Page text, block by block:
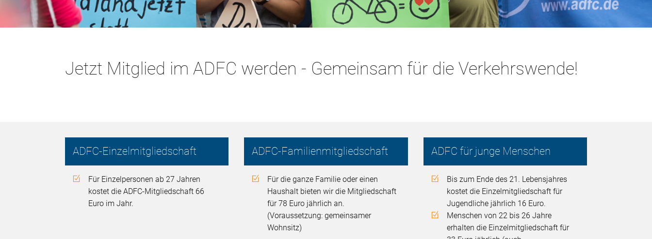
Jetzt Mitglied im ADFC werden - Gemeinsam für die Verkehrswende!
ADFC-Einzelmitgliedschaft
Für Einzelpersonen ab 27 Jahren
kostet die ADFC-Mitgliedschaft 66
Euro im Jahr.
ADFC-Familienmitgliedschaft
Für die ganze Familie oder einen
Haushalt bieten wir die Mitgliedschaft
für 78 Euro jährlich an.
(Voraussetzung: gemeinsamer
Wohnsitz)
ADFC für junge Menschen
Bis zum Ende des 21. Lebensjahres
kostet die Einzelmitgliedschaft für
Jugendliche jährlich 16 Euro.
Menschen von 22 bis 26 Jahre
erhalten die Einzelmitgliedschaft für